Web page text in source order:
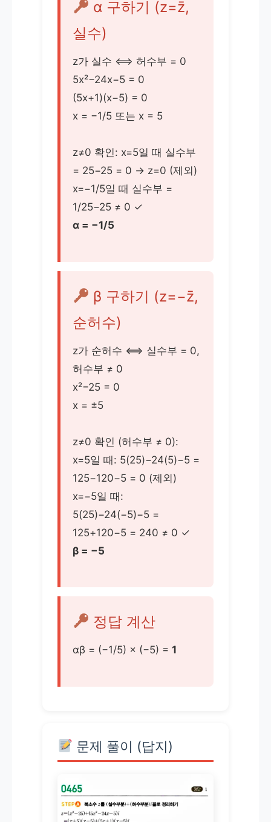
α 구하기 (z=z̄,
실수)
z가 실수 ⟺ 허수부 = 0
5x²−24x−5 = 0
(5x+1)(x−5) = 0
x = −1/5 또는 x = 5
z≠0 확인: x=5일 때 실수부
= 25−25 = 0 → z=0 (제외)
x=−1/5일 때 실수부 =
1/25−25 ≠ 0 ✓
α = −1/5
β 구하기 (z=−z̄,
순허수)
z가 순허수 ⟺ 실수부 = 0,
허수부 ≠ 0
x²−25 = 0
x = ±5
z≠0 확인 (허수부 ≠ 0):
x=5일 때: 5(25)−24(5)−5 =
125−120−5 = 0 (제외)
x=−5일 때:
5(25)−24(−5)−5 =
125+120−5 = 240 ≠ 0 ✓
β = −5
정답 계산
αβ = (−1/5) × (−5) = 1
문제 풀이 (답지)